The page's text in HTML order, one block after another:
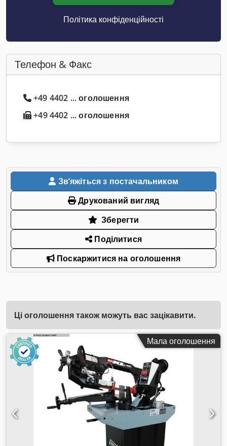
Політика конфіденційності
Телефон & Факс
+49 4402 ... оголошення
+49 4402 ... оголошення
Звʼяжіться з постачальником
Друкований вигляд
Зберегти
Поділитися
Поскаржитися на оголошення
Ці оголошення також можуть вас зацікавити.
Мала оголошення